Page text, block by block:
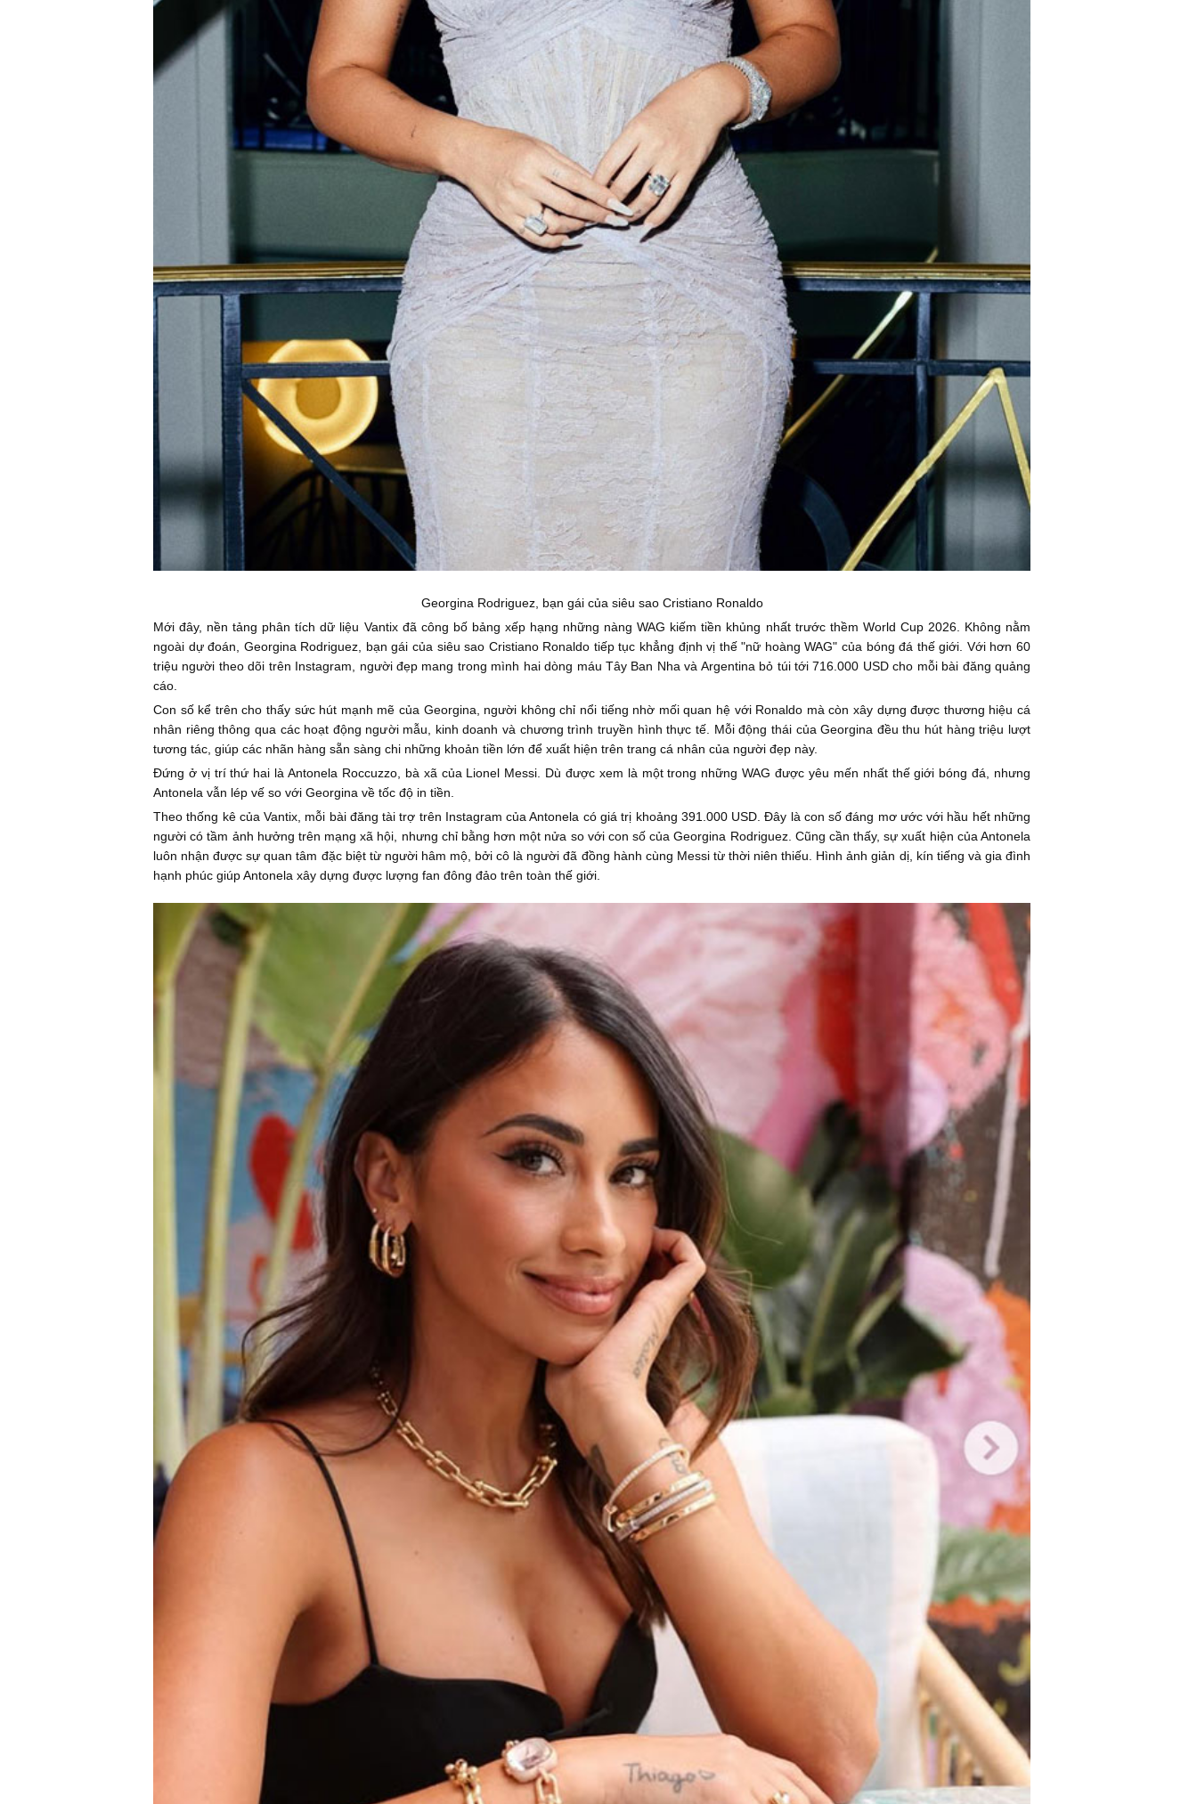
Georgina Rodriguez, bạn gái của siêu sao Cristiano Ronaldo
Mới đây, nền tảng phân tích dữ liệu Vantix đã công bố bảng xếp hạng những nàng WAG kiếm tiền khủng nhất trước thềm World Cup 2026. Không nằm
ngoài dự đoán, Georgina Rodriguez, bạn gái của siêu sao Cristiano Ronaldo tiếp tục khẳng định vị thế "nữ hoàng WAG" của bóng đá thế giới. Với hơn 60
triệu người theo dõi trên Instagram, người đẹp mang trong mình hai dòng máu Tây Ban Nha và Argentina bỏ túi tới 716.000 USD cho mỗi bài đăng quảng
cáo.
Con số kể trên cho thấy sức hút mạnh mẽ của Georgina, người không chỉ nổi tiếng nhờ mối quan hệ với Ronaldo mà còn xây dựng được thương hiệu cá
nhân riêng thông qua các hoạt động người mẫu, kinh doanh và chương trình truyền hình thực tế. Mỗi động thái của Georgina đều thu hút hàng triệu lượt
tương tác, giúp các nhãn hàng sẵn sàng chi những khoản tiền lớn để xuất hiện trên trang cá nhân của người đẹp này.
Đứng ở vị trí thứ hai là Antonela Roccuzzo, bà xã của Lionel Messi. Dù được xem là một trong những WAG được yêu mến nhất thế giới bóng đá, nhưng
Antonela vẫn lép vế so với Georgina về tốc độ in tiền.
Theo thống kê của Vantix, mỗi bài đăng tài trợ trên Instagram của Antonela có giá trị khoảng 391.000 USD. Đây là con số đáng mơ ước với hầu hết những
người có tầm ảnh hưởng trên mạng xã hội, nhưng chỉ bằng hơn một nửa so với con số của Georgina Rodriguez. Cũng cần thấy, sự xuất hiện của Antonela
luôn nhận được sự quan tâm đặc biệt từ người hâm mộ, bởi cô là người đã đồng hành cùng Messi từ thời niên thiếu. Hình ảnh giản dị, kín tiếng và gia đình
hạnh phúc giúp Antonela xây dựng được lượng fan đông đảo trên toàn thế giới.